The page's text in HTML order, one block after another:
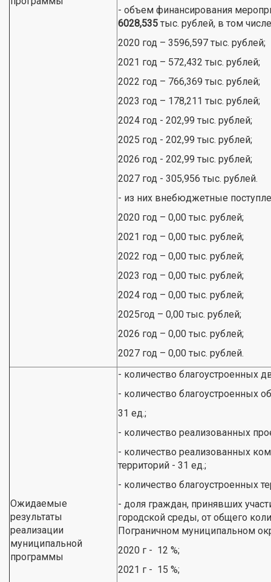
- объем финансирования
6028,535 тыс. рублей, в том
2020 год – 3596,597 тыс. рублей;
2021 год – 572,432 тыс. рублей;
2022 год – 766,369 тыс. рублей;
2023 год – 178,211 тыс. рублей;
2024 год - 202,99 тыс. рублей;
2025 год - 202,99 тыс. рублей;
2026 год - 202,99 тыс. рублей;
2027 год - 305,956 тыс. рублей.
- из них внебюджетные
2020 год – 0,00 тыс. рублей;
2021 год – 0,00 тыс. рублей;
2022 год – 0,00 тыс. рублей;
2023 год – 0,00 тыс. рублей;
2024 год – 0,00 тыс. рублей;
2025год – 0,00 тыс. рублей;
2026 год – 0,00 тыс. рублей;
2027 год – 0,00 тыс. рублей.
Ожидаемые
результаты
реализации
муниципальной
программы
- количество благоустроенных
- количество благоустроенных
31 ед.;
- количество реализованных
- количество реализованных
территорий - 31 ед.;
- количество благоустроенных
- доля граждан, принявших
городской среды, от общего
Пограничном муниципальном
2020 г - 12 %;
2021 г - 15 %;